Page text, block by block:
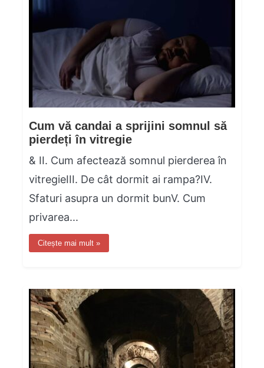
Cum vă candai a sprijini somnul să
pierdeți în vitregie
& II. Cum afectează somnul pierderea în
vitregieIII. De cât dormit ai rampa?IV.
Sfaturi asupra un dormit bunV. Cum
privarea...
Citește mai mult »